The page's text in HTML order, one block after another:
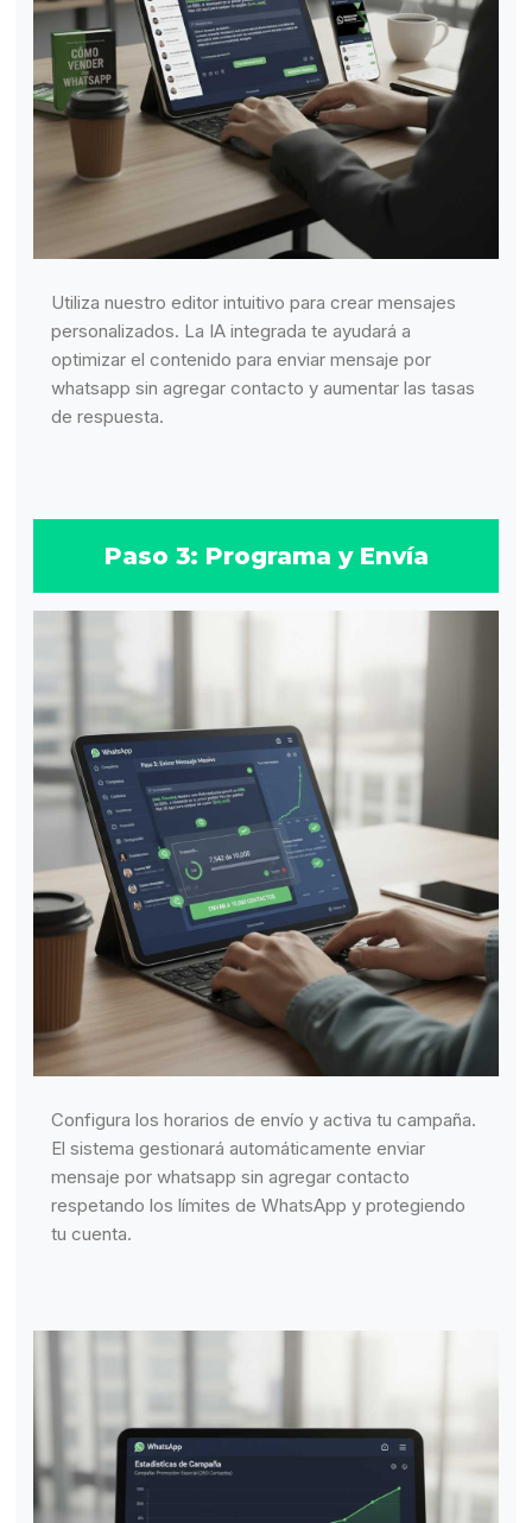
Utiliza nuestro editor intuitivo para crear mensajes
personalizados. La IA integrada te ayudará a
optimizar el contenido para enviar mensaje por
whatsapp sin agregar contacto y aumentar las tasas
de respuesta.
Paso 3: Programa y Envía
Configura los horarios de envío y activa tu campaña.
El sistema gestionará automáticamente enviar
mensaje por whatsapp sin agregar contacto
respetando los límites de WhatsApp y protegiendo
tu cuenta.